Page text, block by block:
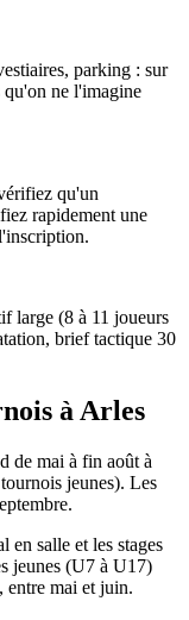
parking : sur
qu'on ne l'imagine
qu'un
rapidement une
large (8 à 11 joueurs
brief tactique 30
à Arles
de mai à fin août à
jeunes). Les
en salle et les stages
jeunes (U7 à U17)
entre mai et juin.